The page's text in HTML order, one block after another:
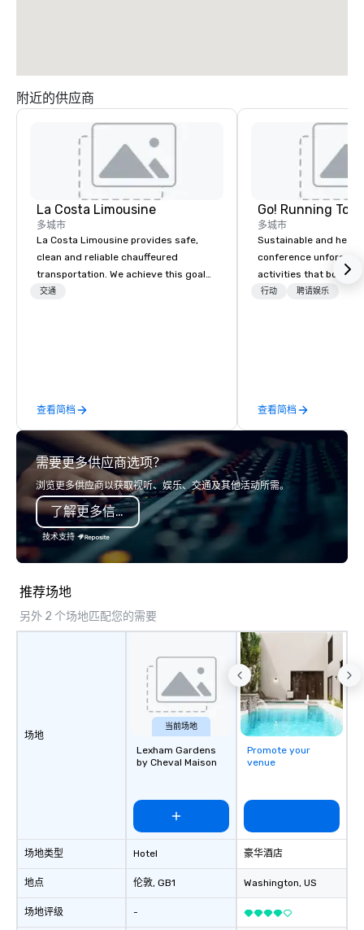
附近的供应商
La Costa Limousine
多城市
La Costa Limousine provides safe,
clean and reliable chauffeured
transportation. We achieve this goal
with highly trained chauffeurs, the
late model luxury vehicles to the
highly experienced and professional
team of chauffeurs and support staff;
you will know quality when you travel
with La Costa Limousine.
交通
查看简档
Go! Running
多城市
Sustainable and
conference
activities that boost
lower carbon
行动 聘请娱乐
查看简档
需要更多供应商选项？
浏览更多供应商以获取视听、娱乐、交通及其他活动所需。
了解更多信息
技术支持
推荐场地
另外 2 个场地匹配您的需要
场地
场地类型
地点
场地评级
当前场地
Lexham Gardens
by Cheval Maison
Hotel
伦敦, GB1
-
Promote your
venue
豪华酒店
Washington, US